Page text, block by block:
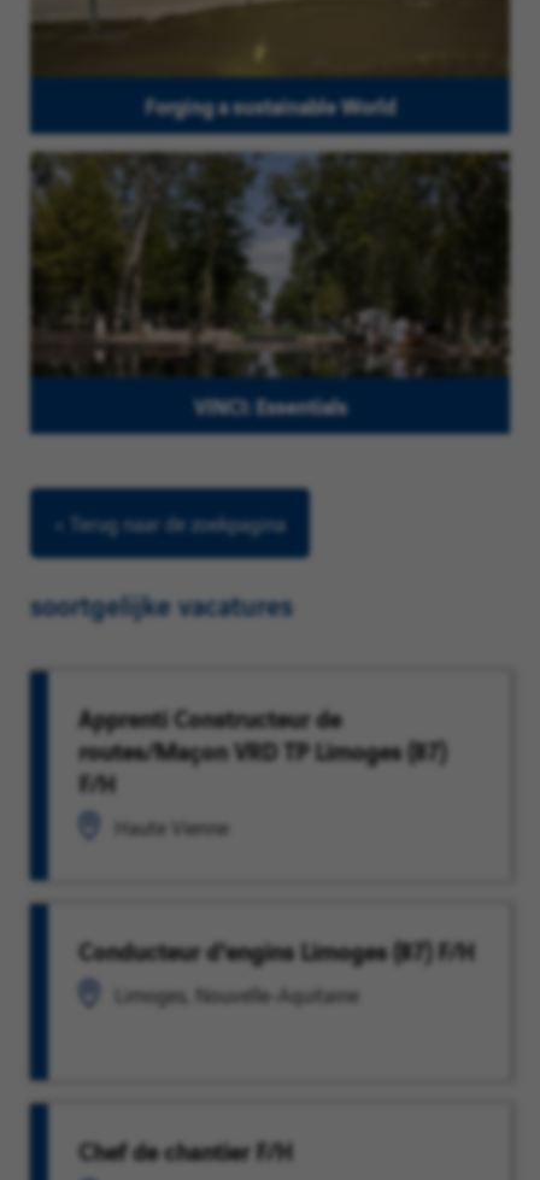
Forging a sustainable World
VINCI: Essentials
< Terug naar de zoekpagina
soortgelijke vacatures
Apprenti Constructeur de
routes/Maçon VRD TP Limoges (87)
F/H
Haute Vienne
Conducteur d'engins Limoges (87) F/H
Limoges, Nouvelle-Aquitaine
Chef de chantier F/H